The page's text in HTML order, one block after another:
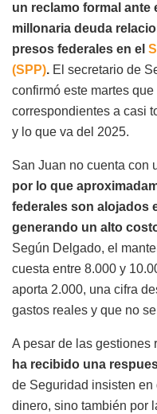
un reclamo formal ante
millonaria deuda
presos federales en el
(SPP). El secretario de
confirmó este martes
correspondientes a casi
y lo que va del 2025.
San Juan no cuenta con
por lo que
federales son alojados
generando un alto
Según Delgado, el
cuesta entre 8.000 y
aporta 2.000, una cifra
gastos reales y que no
A pesar de las gestiones
ha recibido una
de Seguridad insisten en
dinero, sino también por